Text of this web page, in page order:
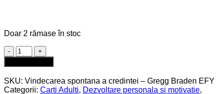
Doar 2 rămase în stoc
Cantitate
Vindecarea
spontana
a
credintei
SKU: Vindecarea spontana a credintei – Gregg Braden EFY
Categorii: Carti Adulti, Dezvoltare personala si motivatie,